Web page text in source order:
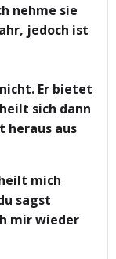
nehme sie
jedoch ist
Er bietet
sich dann
heraus aus
mich
sagst
mir wieder